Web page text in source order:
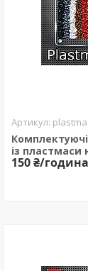
із пластмаси
150 ₴/година